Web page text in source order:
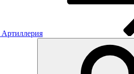
Артиллерия